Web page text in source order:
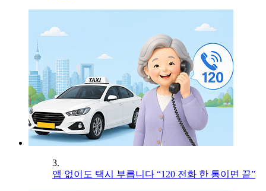
3.
앱 없이도 택시 부릅니다 “120 전화 한 통이면 끝”